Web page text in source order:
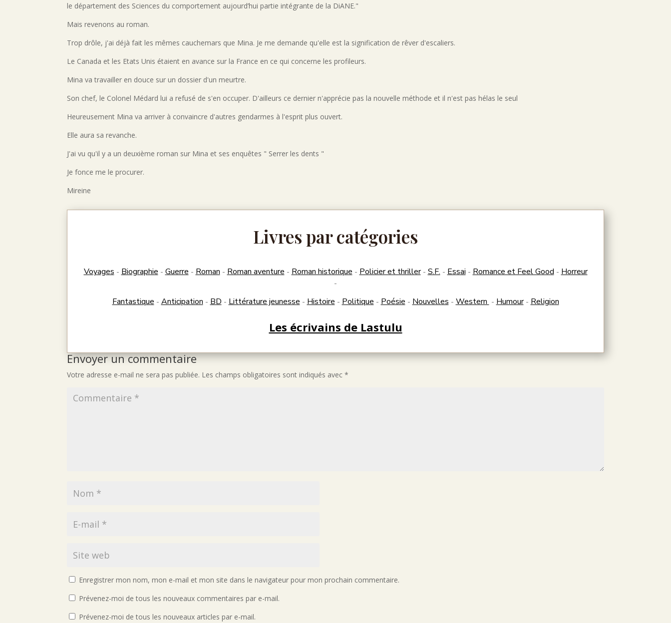
le département des Sciences du comportement aujourd’hui partie intégrante de la DiANE."
Mais revenons au roman.
Trop drôle, j'ai déjà fait les mêmes cauchemars que Mina. Je me demande qu'elle est la signification de rêver d'escaliers.
Le Canada et les Etats Unis étaient en avance sur la France en ce qui concerne les profileurs.
Mina va travailler en douce sur un dossier d'un meurtre.
Son chef, le Colonel Médard lui a refusé de s'en occuper. D'ailleurs ce dernier n'apprécie pas la nouvelle méthode et il n'est pas hélas le seul
Heureusement Mina va arriver à convaincre d'autres gendarmes à l'esprit plus ouvert.
Elle aura sa revanche.
J'ai vu qu'il y a un deuxième roman sur Mina et ses enquêtes " Serrer les dents "
Je fonce me le procurer.
Mireine
Livres par catégories
Voyages - Biographie - Guerre - Roman - Roman aventure - Roman historique - Policier et thriller- S.F. - Essai - Romance et Feel Good - Horreur
-
Fantastique - Anticipation - BD - Littérature jeunesse - Histoire - Politique - Poésie - Nouvelles - Western - Humour- Religion
Les écrivains de Lastulu
Envoyer un commentaire
Votre adresse e-mail ne sera pas publiée. Les champs obligatoires sont indiqués avec*
Enregistrer mon nom, mon e-mail et mon site dans le navigateur pour mon prochain commentaire.
Prévenez-moi de tous les nouveaux commentaires par e-mail.
Prévenez-moi de tous les nouveaux articles par e-mail.